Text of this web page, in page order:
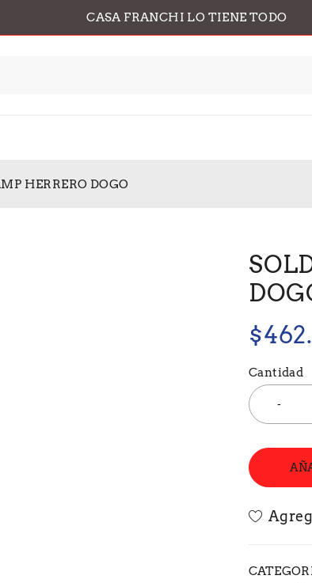
CASA FRANCHI LO TIENE TODO
HERRERO DOGO
$
Cantidad